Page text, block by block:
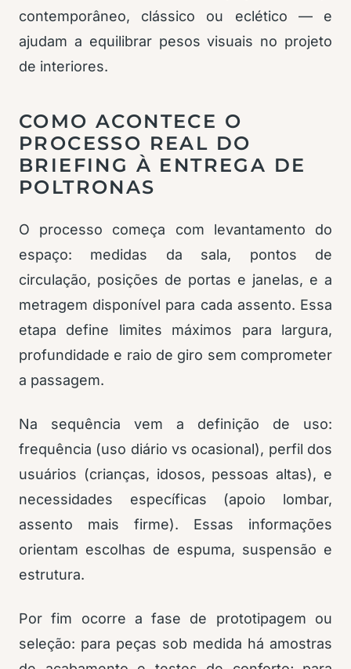
contemporâneo, clássico ou eclético — e
ajudam a equilibrar pesos visuais no projeto
de interiores.
COMO ACONTECE O
PROCESSO REAL DO
BRIEFING À ENTREGA DE
POLTRONAS
O processo começa com levantamento do
espaço: medidas da sala, pontos de
circulação, posições de portas e janelas, e a
metragem disponível para cada assento. Essa
etapa define limites máximos para largura,
profundidade e raio de giro sem comprometer
a passagem.
Na sequência vem a definição de uso:
frequência (uso diário vs ocasional), perfil dos
usuários (crianças, idosos, pessoas altas), e
necessidades específicas (apoio lombar,
assento mais firme). Essas informações
orientam escolhas de espuma, suspensão e
estrutura.
Por fim ocorre a fase de prototipagem ou
seleção: para peças sob medida há amostras